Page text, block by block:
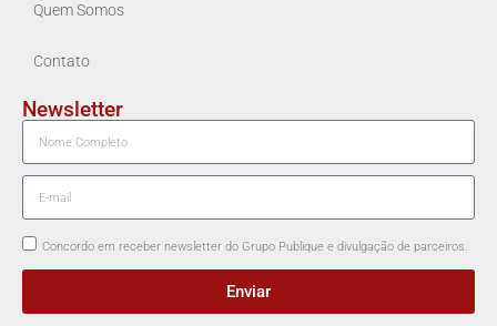
Quem Somos
Contato
Newsletter
Concordo em receber newsletter do Grupo Publique e divulgação de parceiros.
Enviar